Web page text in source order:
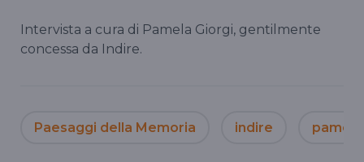
Intervista a cura di Pamela Giorgi, gentilmente
concessa da Indire.
Paesaggi della Memoria indire